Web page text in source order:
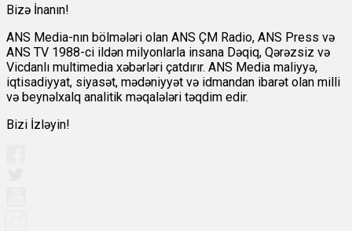
Bizə İnanın!
ANS Media-nın bölmələri olan ANS ÇM Radio, ANS Press və
ANS TV 1988-ci ildən milyonlarla insana Dəqiq, Qərəzsiz və
Vicdanlı multimedia xəbərləri çatdırır. ANS Media maliyyə,
iqtisadiyyat, siyasət, mədəniyyət və idmandan ibarət olan milli
və beynəlxalq analitik məqalələri təqdim edir.
Bizi İzləyin!